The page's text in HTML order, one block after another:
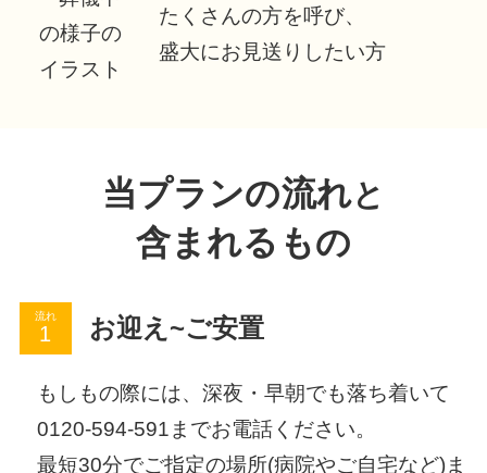
たくさんの方を呼び、
盛大にお見送りしたい方
当プランの流れと
含まれるもの
流れ お迎え~ご安置
もしもの際には、深夜・早朝でも落ち着いて
0120-594-591までお電話ください。
最短30分でご指定の場所(病院やご自宅など)ま